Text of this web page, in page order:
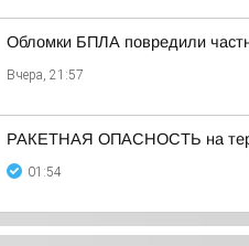
Обломки БПЛА повредили
Вчера, 21:57
РАКЕТНАЯ ОПАСНОСТЬ на
01:54